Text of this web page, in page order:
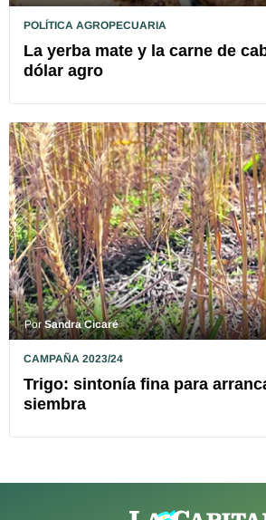
POLÍTICA AGROPECUARIA
La yerba mate y la carne de
dólar agro
PorSandra Cicaré
CAMPAÑA 2023/24
Trigo: sintonía fina para
siembra